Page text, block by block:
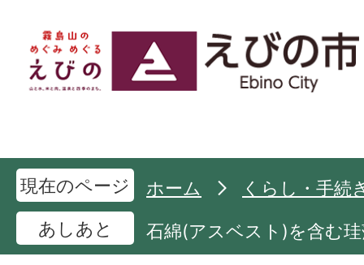
現在のページ ホーム
くらし・手続
あしあと
石綿(アスベスト)を含む